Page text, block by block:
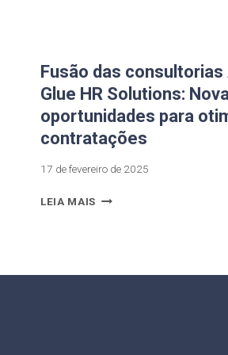
Fusão das consultorias
Glue HR Solutions:
oportunidades para
contratações
17 de fevereiro de 2025
LEIA MAIS